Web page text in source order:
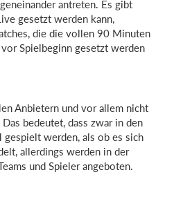
antreten. Es gibt
gesetzt werden kann,
die die vollen 90 Minuten
Spielbeginn gesetzt werden
Anbietern und vor allem nicht
bedeutet, dass zwar in den
gespielt werden, als ob es sich
allerdings werden in der
und Spieler angeboten.